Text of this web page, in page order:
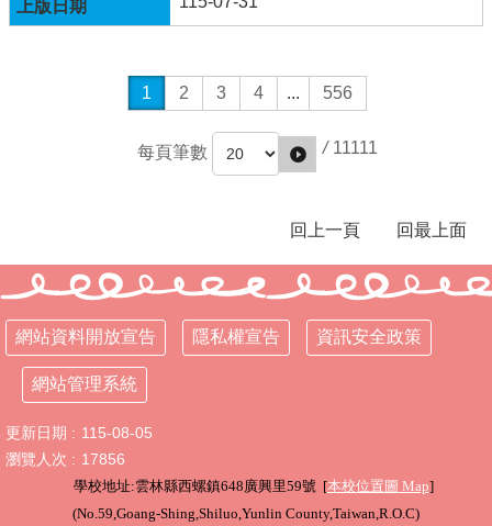
私
網
管
理
系
統
1 2 3 4 ... 556
每頁筆數 / 11111
回上一頁 回最上面
網站資料開放宣告 隱私權宣告 資訊安全政策
網站管理系統
更新日期
115-08-05
瀏覽人次
17856
學校地址:雲林縣西螺鎮648廣興里59號 [本校位置圖 Map]
(No.59,Goang-Shing,Shiluo,Yunlin County,Taiwan,R.O.C)